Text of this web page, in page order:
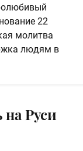
22
молитва
людям в
на Руси